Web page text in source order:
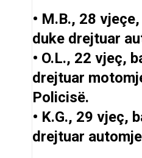
• M.B., 28
duke drejtuar
• O.L., 22 vjeç,
drejtuar
Policisë.
• K.G., 29 vjeç,
drejtuar